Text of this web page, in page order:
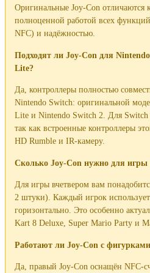
Оригинальные Joy-Con отличаются
полноценной работой всех
NFC) и надёжностью.
Подходят ли Joy-Con для
Lite?
Да, контроллеры полностью
Nintendo Switch: оригинальной
Lite и Nintendo Switch 2. Для Switch
так как встроенные контроллеры
HD Rumble и IR-камеру.
Сколько Joy-Con нужно для игры
Для игры вчетвером вам
2 штуки). Каждый игрок
горизонтально. Это особенно
Kart 8 Deluxe, Super Mario Party и
Работают ли Joy-Con с
Да, правый Joy-Con оснащён NFC-